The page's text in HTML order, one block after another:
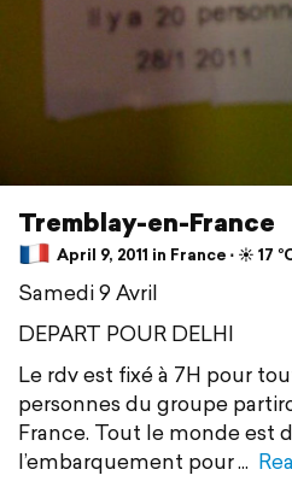
Tremblay-en-France
April 9, 2011 in France ⋅ ☀️ 17
Samedi 9 Avril
DEPART POUR DELHI
Le rdv est fixé à 7H pour
personnes du groupe
France. Tout le monde est
l’embarquement pour